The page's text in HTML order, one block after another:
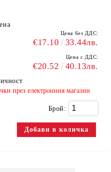
Цена без ДДС:
€17.10 33.44лв.
Цена с ДДС:
€20.52 40.13лв.
през електронния магазин
Брой: